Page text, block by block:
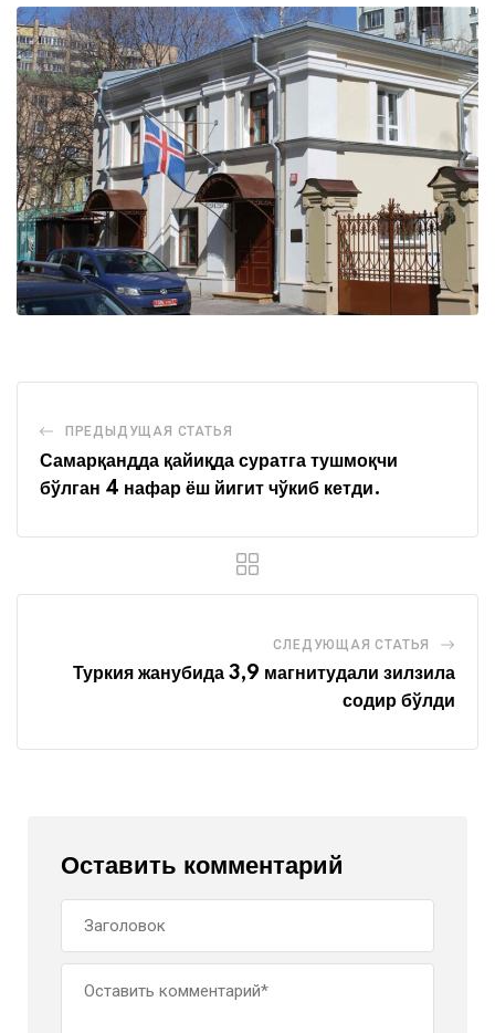
ПРЕДЫДУЩАЯ СТАТЬЯ
Самарқандда қайиқда суратга тушмоқчи
бўлган 4 нафар ёш йигит чўкиб кетди.
СЛЕДУЮЩАЯ СТАТЬЯ
Туркия жанубида 3,9 магнитудали зилзила
содир бўлди
Оставить комментарий